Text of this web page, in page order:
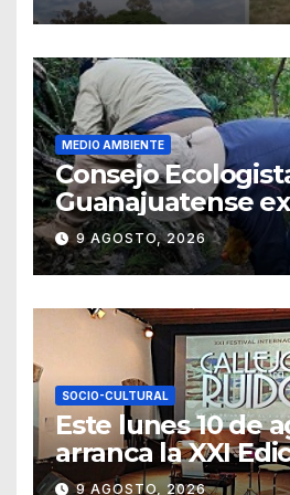
MEDIO AMBIENTE
Consejo
Guanajuatense
investigar y
daños por tala
9 AGOSTO, 2026
SOCIO-CULTURAL
Este lunes 10 de
arranca la XXI
Festival
9 AGOSTO, 2026